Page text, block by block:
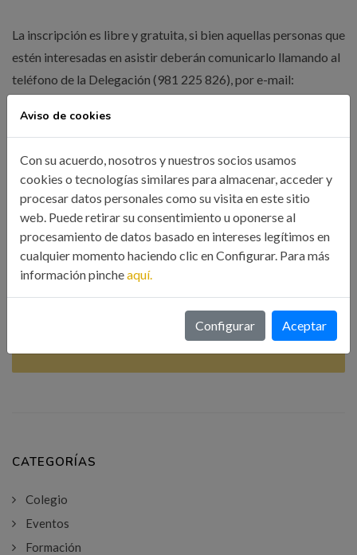
La inscripción es libre y gratuita, si bien aquellas personas que
estén interesadas en asistir deberán comunicarlo llamando al
teléfono de la Delegación (981 225 826), por e-mail:
Búsqueda
CATEGORÍAS
Colegio
Eventos
Formación
Aviso de cookies
Con su acuerdo, nosotros y nuestros socios usamos
cookies o tecnologías similares para almacenar, acceder y
procesar datos personales como su visita en este sitio
web. Puede retirar su consentimiento u oponerse al
procesamiento de datos basado en intereses legítimos en
cualquier momento haciendo clic en Configurar. Para más
información pincheaquí.
Configurar Aceptar